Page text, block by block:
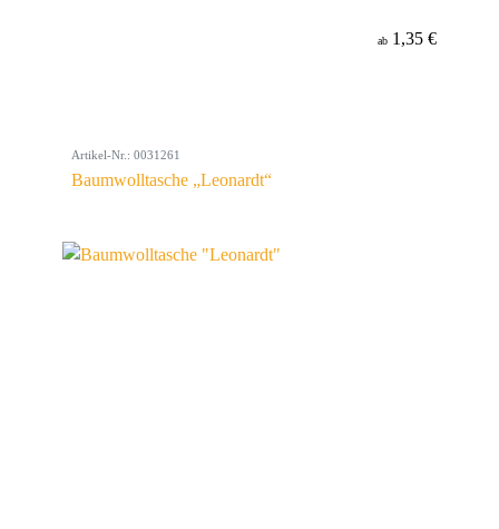
ab 1,35 €
Artikel-Nr.: 0031261
Baumwolltasche „Leonardt“